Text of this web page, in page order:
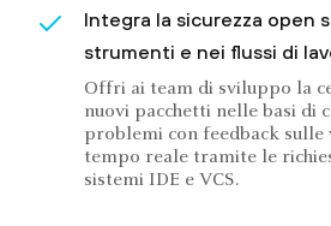
Integra la sicurezza open
strumenti e nei flussi di
Offri ai team di sviluppo la
nuovi pacchetti nelle basi di
problemi con feedback
tempo reale tramite le
sistemi IDE e VCS.